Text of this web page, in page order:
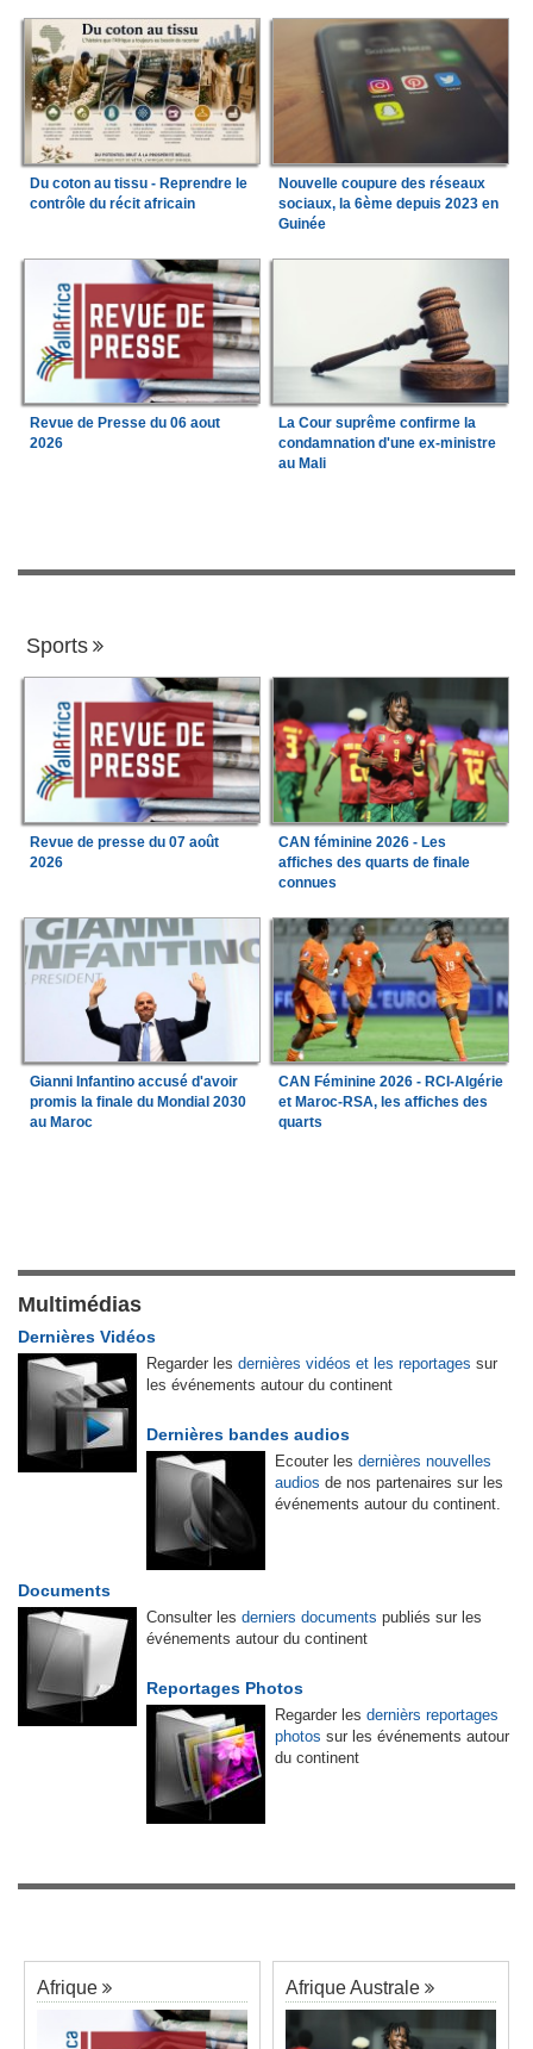
Du coton au tissu - Reprendre le
contrôle du récit africain
Nouvelle coupure des réseaux
sociaux, la 6ème depuis 2023 en
Guinée
Revue de Presse du 06 aout
2026
La Cour suprême confirme la
condamnation d'une ex-ministre
au Mali
Sports
Revue de presse du 07 août
2026
CAN féminine 2026 - Les
affiches des quarts de finale
connues
Gianni Infantino accusé d'avoir
promis la finale du Mondial 2030
au Maroc
CAN Féminine 2026 - RCI-Algérie
et Maroc-RSA, les affiches des
quarts
Multimédias
Dernières Vidéos
Regarder les dernières vidéos et les reportages sur
les événements autour du continent
Dernières bandes audios
Ecouter les dernières nouvelles
audios de nos partenaires sur les
événements autour du continent.
Documents
Consulter les derniers documents publiés sur les
événements autour du continent
Reportages Photos
Regarder les dernièrs reportages
photos sur les événements autour
du continent
Afrique Afrique Australe